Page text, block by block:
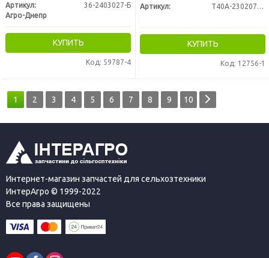
Артикул:
36-2403027-Б
Агро-Днепр
КУПИТЬ
Код: 59787-4
Артикул: Т40А-2302072-Г
КУПИТЬ
Код: 12756-1
1 2 3 4 5 6 7 8 9 10
Интернет-магазин запчастей для сельхозтехники
ИнтерАгро © 1999-2022
Все права защищены